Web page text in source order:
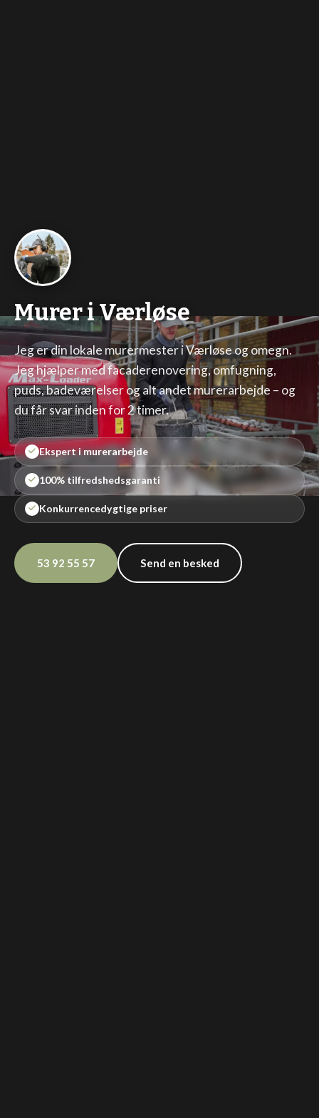
Murer i Værløse
Jeg er din lokale murermester i Værløse og omegn.
Jeg hjælper med facaderenovering, omfugning,
puds, badeværelser og alt andet murerarbejde – og
du får svar inden for 2 timer.
Ekspert i murerarbejde
100% tilfredshedsgaranti
Konkurrencedygtige priser
53 92 55 57 Send en besked